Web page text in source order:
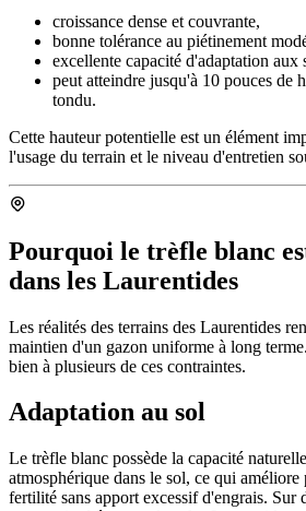
croissance dense et couvrante,
bonne tolérance au piétinement
excellente capacité d'adaptation aux
peut atteindre jusqu'à 10 pouces de
tondu.
Cette hauteur potentielle est un élément
l'usage du terrain et le niveau d'entretien
Pourquoi le trèfle blanc
dans les Laurentides
Les réalités des terrains des Laurentides
maintien d'un gazon uniforme à long
bien à plusieurs de ces contraintes.
Adaptation au sol
Le trèfle blanc possède la capacité
atmosphérique dans le sol, ce qui améliore
fertilité sans apport excessif d'engrais. Sur